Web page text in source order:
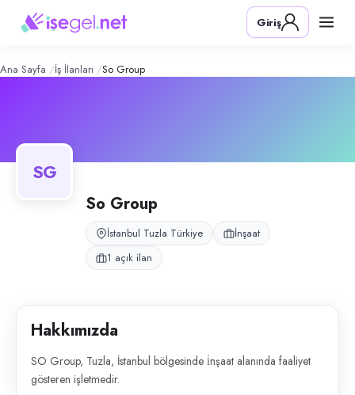
Group– Şirket Profili
Konum:
SO Group, Tuzla, İstanbul bölgesinde i̇nşaat alanında faaliyet
Giriş
Ana Sayfa İş İlanları So Group
SG
So Group
İstanbul Tuzla Türkiye
İnşaat
1 açık ilan
Hakkımızda
SO Group, Tuzla, İstanbul bölgesinde i̇nşaat alanında faaliyet
gösteren işletmedir.